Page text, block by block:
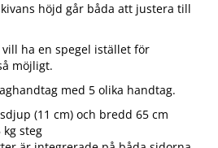
höjd går båda att justera till
ha en spegel istället för
möjligt.
med 5 olika handtag.
(11 cm) och bredd 65 cm
kg steg